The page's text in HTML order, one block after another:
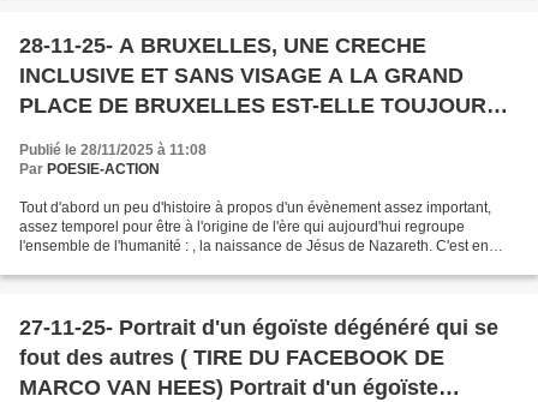
28-11-25- A BRUXELLES, UNE CRECHE
INCLUSIVE ET SANS VISAGE A LA GRAND
PLACE DE BRUXELLES EST-ELLE TOUJOURS
CELLE DE NOËL ?
Publié le 28/11/2025 à 11:08
Par POESIE-ACTION
Tout d'abord un peu d'histoire à propos d'un évènement assez important,
assez temporel pour être à l'origine de l'ère qui aujourd'hui regroupe
l'ensemble de l'humanité : , la naissance de Jésus de Nazareth. C'est en
27-11-25- Portrait d'un égoïste dégénéré qui se
fout des autres ( TIRE DU FACEBOOK DE
MARCO VAN HEES) Portrait d'un égoïste